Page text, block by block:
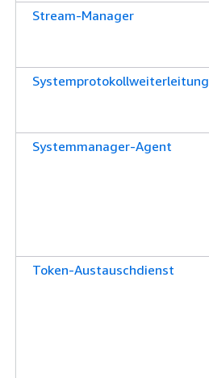
Stream-Manager
Systemprotokollweiterleitung
Systemmanager-Agent
Token-Austauschdienst